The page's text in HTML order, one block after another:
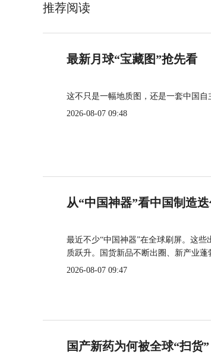
推荐阅读
最新月球“宝藏图”抢先看
这不只是一幅地质图，还是一套中国自
2026-08-07 09:48
从“中国神器”看中国制造
最近不少“中国神器”在全球刷屏。这
质跃升。国货新品不断出圈、新产业蓬
2026-08-07 09:47
国产新药为何被全球“扫货”